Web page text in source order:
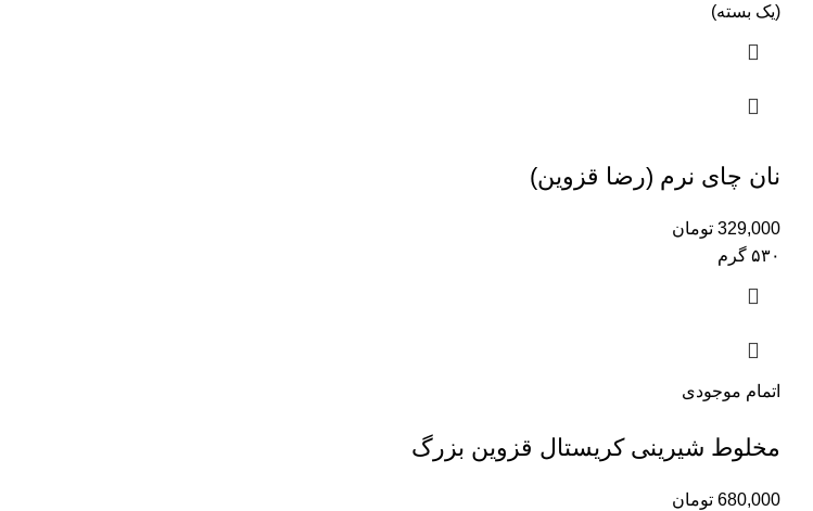
(یک بسته)
نان چای نرم (رضا قزوین)
329,000 تومان
۵۳۰ گرم
اتمام موجودی
مخلوط شیرینی کریستال قزوین بزرگ
680,000 تومان